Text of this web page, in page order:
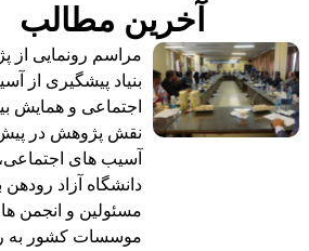
آخرین مطالب
مراسم رونمایی از
بنیاد پیشگیری از
اجتماعی و همایش
نقش پژوهش در
آسیب های اجتماعی،
دانشگاه آزاد رودهن
مسئولین و انجمن
موسسات کشور به